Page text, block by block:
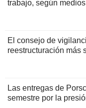
trabajo, según
El consejo de
reestructuración más
Las entregas de
semestre por la